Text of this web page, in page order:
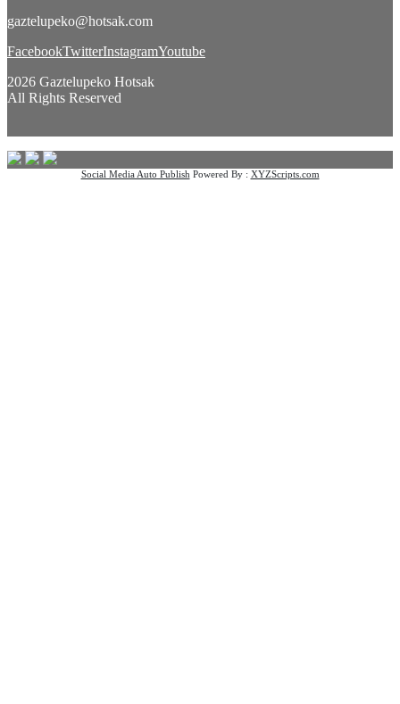
gaztelupeko@hotsak.com
FacebookTwitterInstagramYoutube
2026 Gaztelupeko Hotsak
All Rights Reserved
Social Media Auto PublishPowered By : XYZScripts.com